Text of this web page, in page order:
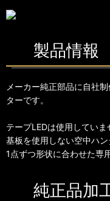
製品情報
メーカー純正部品に自社
ターです。
テープLEDは使用していま
基板を使用しない空中ハン
1点ずつ形状に合わせた専
純正品加